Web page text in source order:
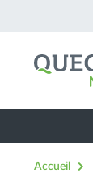
principal
Accueil